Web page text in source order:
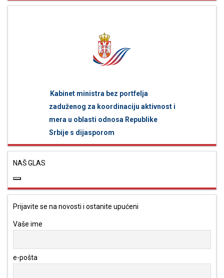
Kabinet ministra bez portfelja
zaduženog za koordinaciju aktivnost i
mera u oblasti odnosa Republike
Srbije s dijasporom
NAŠ GLAS
Prijavite se na novosti i ostanite upućeni
Vaše ime
e-pošta